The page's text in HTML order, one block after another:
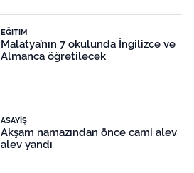
EĞITIM
Malatya’nın 7 okulunda İngilizce ve
Almanca öğretilecek
ASAYIŞ
Akşam namazından önce cami alev
alev yandı